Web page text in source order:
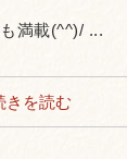
満載(^^)/ ...
きを読む